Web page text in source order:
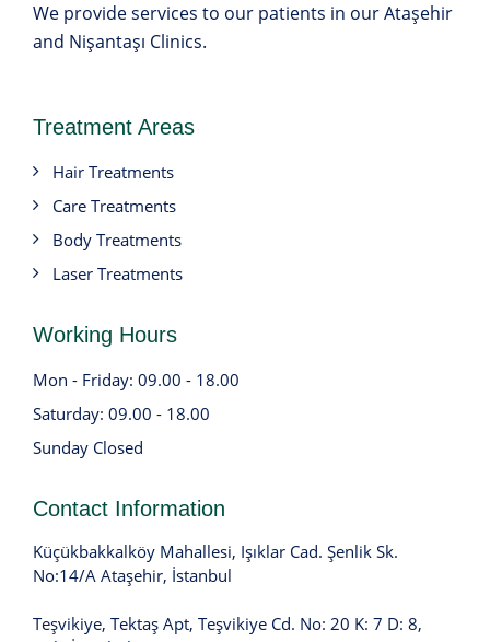
We provide services to our patients in our Ataşehir
and Nişantaşı Clinics.
Treatment Areas
Hair Treatments
Care Treatments
Body Treatments
Laser Treatments
Working Hours
Mon - Friday: 09.00 - 18.00
Saturday: 09.00 - 18.00
Sunday Closed
Contact Information
Küçükbakkalköy Mahallesi, Işıklar Cad. Şenlik Sk.
No:14/A Ataşehir, İstanbul
Teşvikiye, Tektaş Apt, Teşvikiye Cd. No: 20 K: 7 D: 8,